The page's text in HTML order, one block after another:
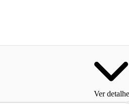
Ver